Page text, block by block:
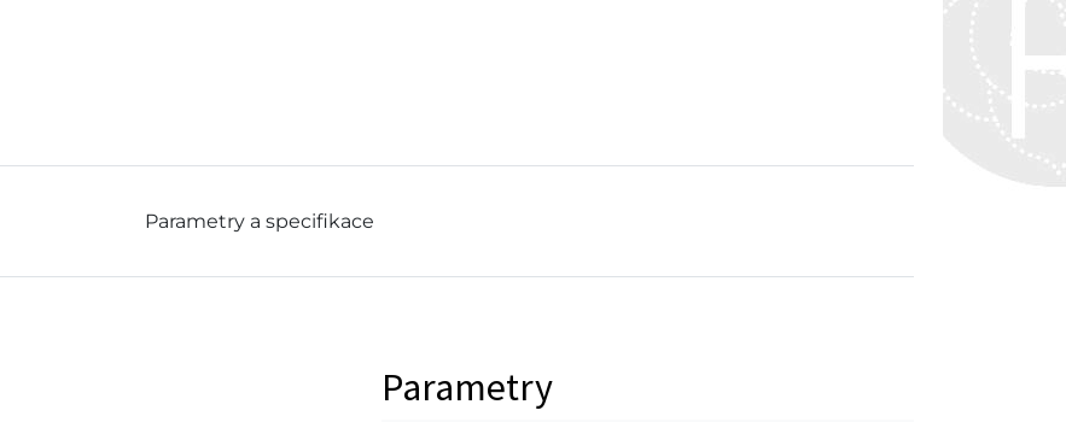
Parametry a specifikace
Parametry